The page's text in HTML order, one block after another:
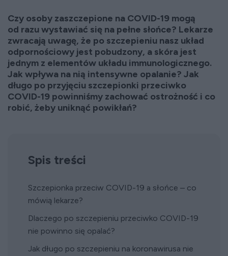
Czy osoby zaszczepione na COVID-19 mogą
od razu wystawiać się na pełne słońce? Lekarze
zwracają uwagę, że po szczepieniu nasz układ
odpornościowy jest pobudzony, a skóra jest
jednym z elementów układu immunologicznego.
Jak wpływa na nią intensywne opalanie? Jak
długo po przyjęciu szczepionki przeciwko
COVID-19 powinniśmy zachować ostrożność i co
robić, żeby uniknąć powikłań?
Spis treści
Szczepionka przeciw COVID-19 a słońce – co
mówią lekarze?
Dlaczego po szczepieniu przeciwko COVID-19
nie powinno się opalać?
Jak długo po szczepieniu na koronawirusa nie